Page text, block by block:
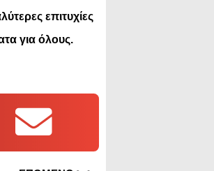
επιτυχίες
για όλους.